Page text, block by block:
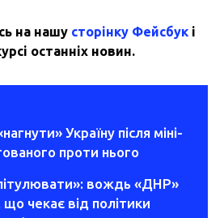
на нашу сторінку Фейсбук і
останніх новин.
Україну після міні-
проти нього
вождь «ДНР»
чекає від політики